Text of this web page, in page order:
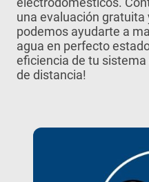
una evaluación
podemos ayudarte a
agua en perfecto
eficiencia de tu
de distancia!